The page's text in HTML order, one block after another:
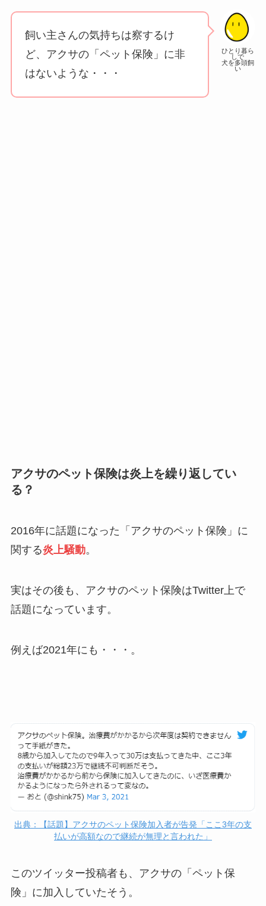
ひとり暮ら
しで
犬を多頭飼
い
飼い主さんの気持ちは察するけ
ど、アクサの「ペット保険」に非
はないような・・・
アクサのペット保険は炎上を繰り返してい
る？
2016年に話題になった「アクサのペット保険」に
関する炎上騒動。
実はその後も、アクサのペット保険はTwitter上で
話題になっています。
例えば2021年にも・・・。
出典：【話題】アクサのペット保険加入者が告発「ここ3年の支
払いが高額なので継続が無理と言われた」
このツイッター投稿者も、アクサの「ペット保
険」に加入していたそう。